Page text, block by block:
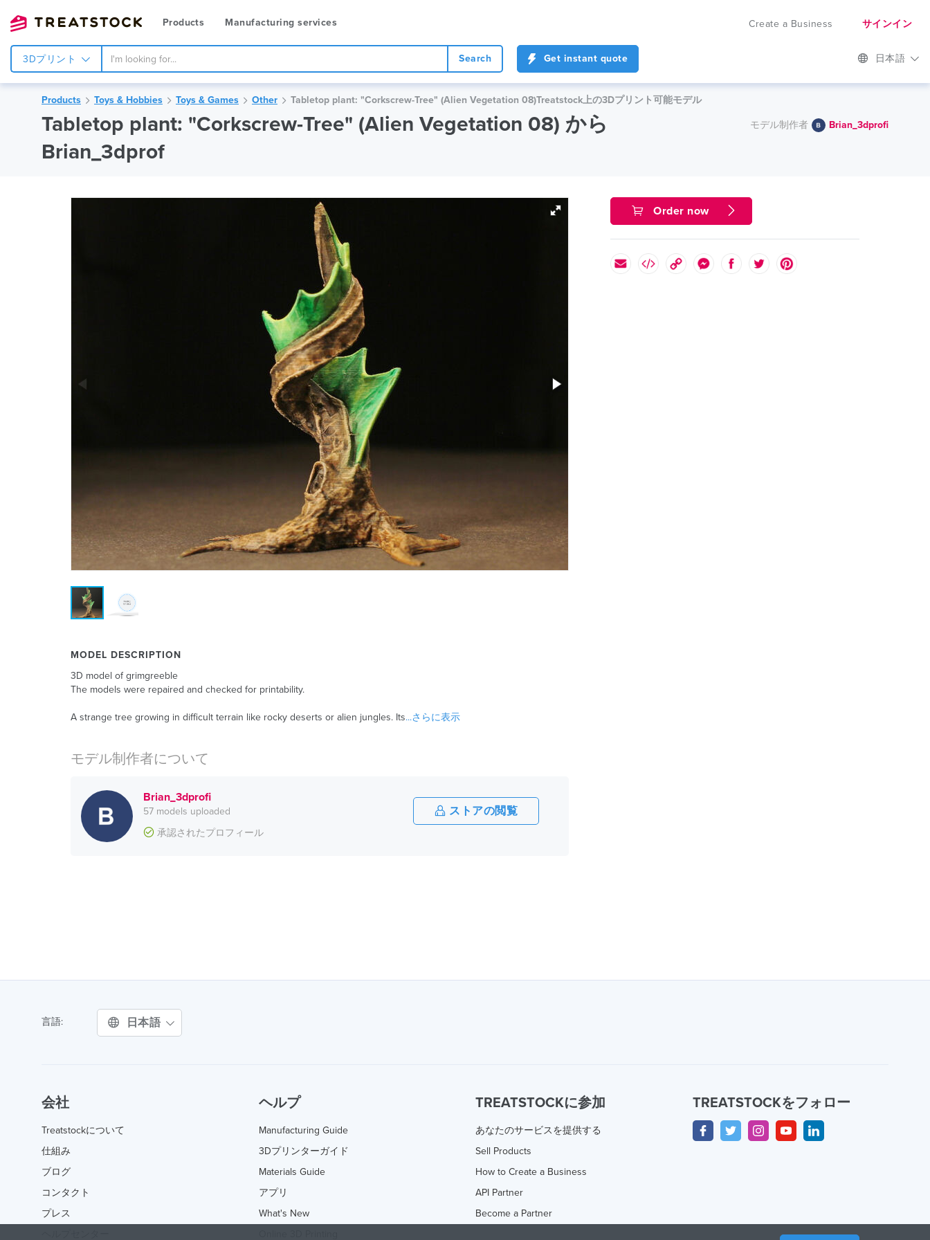
Products Manufacturing services Create a Business サインイン
3Dプリント Search Get instant quote 日本語
Products Toys & Hobbies Toys & Games Other Tabletop plant: "Corkscrew-Tree" (Alien Vegetation 08)Treatstock上の3Dプリント可能モデル
Tabletop plant: "Corkscrew-Tree" (Alien Vegetation 08) から
Brian_3dprof
モデル制作者 Brian_3dprofi
Order now
MODEL DESCRIPTION
3D model of grimgreeble
The models were repaired and checked for printability.
A strange tree growing in difficult terrain like rocky deserts or alien jungles. Its...さらに表示
モデル制作者について
Brian_3dprofi
57 models uploaded
承認されたプロフィール
ストアの閲覧
言語: 日本語
会社
Treatstockについて
仕組み
ブログ
コンタクト
プレス
ヘルプ
Manufacturing Guide
3Dプリンターガイド
Materials Guide
アプリ
What's New
TREATSTOCKに参加
あなたのサービスを提供する
Sell Products
How to Create a Business
API Partner
Become a Partner
TREATSTOCKをフォロー